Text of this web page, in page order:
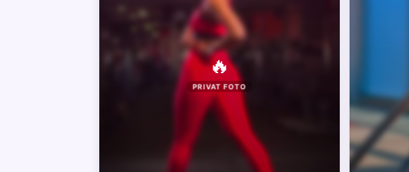
🔥
PRIVAT FOTO